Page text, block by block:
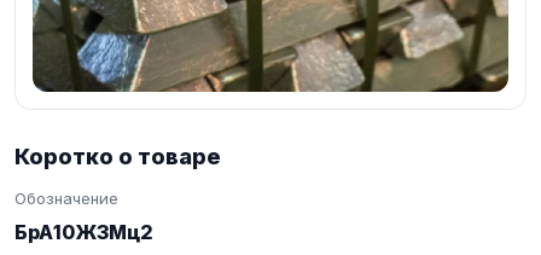
Коротко о товаре
Обозначение
БрА10Ж3Мц2